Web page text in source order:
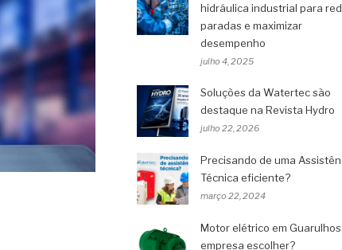
hidráulica industrial para
paradas e maximizar
desempenho
julho 4, 2025
Soluções da Watertec são
destaque na Revista Hydro
julho 22, 2026
Precisando de uma
Técnica eficiente?
março 22, 2024
Motor elétrico em
empresa escolher?